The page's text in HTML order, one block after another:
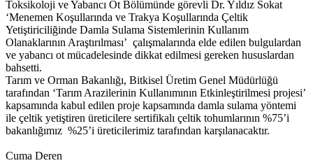
Toksikoloji ve Yabancı Ot Bölümünde görevli Dr. Yıldız Sokat
‘Menemen Koşullarında ve Trakya Koşullarında Çeltik
Yetiştiriciliğinde Damla Sulama Sistemlerinin Kullanım
Olanaklarının Araştırılması’ çalışmalarında elde edilen bulgulardan
ve yabancı ot mücadelesinde dikkat edilmesi gereken hususlardan
bahsetti.
Tarım ve Orman Bakanlığı, Bitkisel Üretim Genel Müdürlüğü
tarafından ‘Tarım Arazilerinin Kullanımının Etkinleştirilmesi projesi’
kapsamında kabul edilen proje kapsamında damla sulama yöntemi
ile çeltik yetiştiren üreticilere sertifikalı çeltik tohumlarının %75’i
bakanlığımız %25’i üreticilerimiz tarafından karşılanacaktır.
Cuma Deren